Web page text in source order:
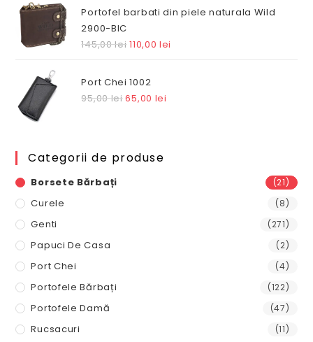
fost:
97,00 lei.
75,00 lei.
Portofel barbati din piele naturala Wild
2900-BIC
145,00lei Prețul
a
fost:
110,00lei
Port Chei 1002
95,00leiPrețul
fost:
65,00 lei
Categorii de produse
Borsete Bărbați (21)
Curele (8)
Genti (271)
Papuci De Casa (2)
Port Chei (4)
Portofele Bărbați (122)
Portofele Damă (47)
Rucsacuri (11)